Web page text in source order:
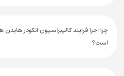
چرا اجرا فرایند کالیبراسیون انکودر
است؟